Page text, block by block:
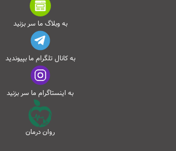
به وبلاگ ما سر بزنید
به کانال تلگرام ما بپیوندید
به اینستاگرام ما سر بزنید
روان درمان